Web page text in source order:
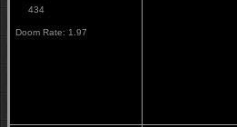
434
Doom Rate: 1.97